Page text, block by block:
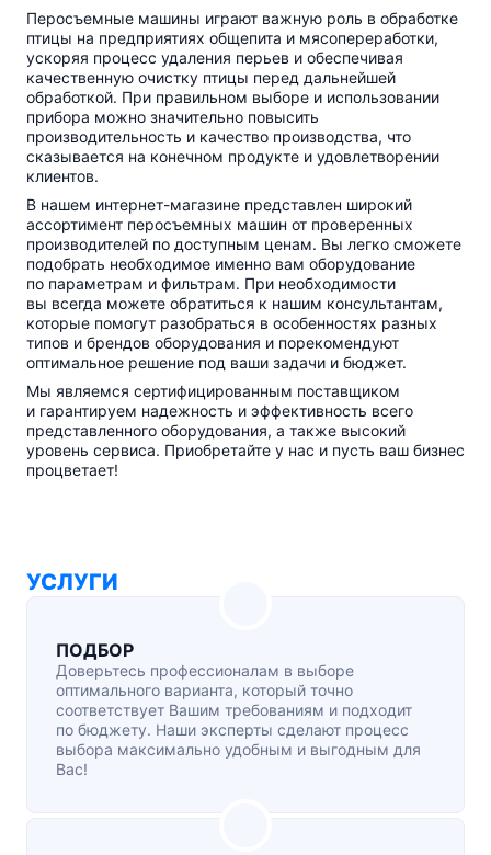
Перосъемные машины играют важную роль в обработке
птицы на предприятиях общепита и мясопереработки,
ускоряя процесс удаления перьев и обеспечивая
качественную очистку птицы перед дальнейшей
обработкой. При правильном выборе и использовании
прибора можно значительно повысить
производительность и качество производства, что
сказывается на конечном продукте и удовлетворении
клиентов.
В нашем интернет-магазине представлен широкий
ассортимент перосъемных машин от проверенных
производителей по доступным ценам. Вы легко сможете
подобрать необходимое именно вам оборудование
по параметрам и фильтрам. При необходимости
вы всегда можете обратиться к нашим консультантам,
которые помогут разобраться в особенностях разных
типов и брендов оборудования и порекомендуют
оптимальное решение под ваши задачи и бюджет.
Мы являемся сертифицированным поставщиком
и гарантируем надежность и эффективность всего
представленного оборудования, а также высокий
уровень сервиса. Приобретайте у нас и пусть ваш бизнес
процветает!
УСЛУГИ
ПОДБОР
Доверьтесь профессионалам в выборе
оптимального варианта, который точно
соответствует Вашим требованиям и подходит
по бюджету. Наши эксперты сделают процесс
выбора максимально удобным и выгодным для
Вас!